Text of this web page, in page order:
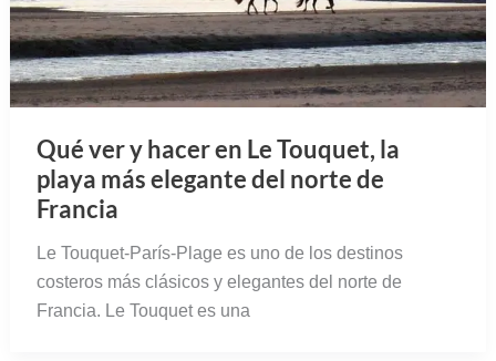
Qué ver y hacer en Le Touquet, la
playa más elegante del norte de
Francia
Le Touquet-París-Plage es uno de los destinos
costeros más clásicos y elegantes del norte de
Francia. Le Touquet es una